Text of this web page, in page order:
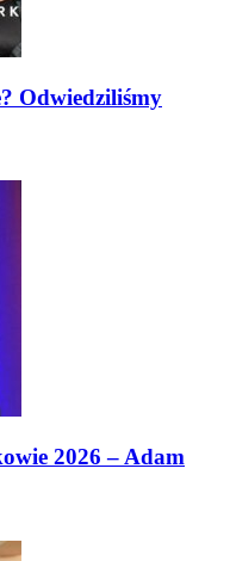
Odwiedziliśmy
2026 – Adam